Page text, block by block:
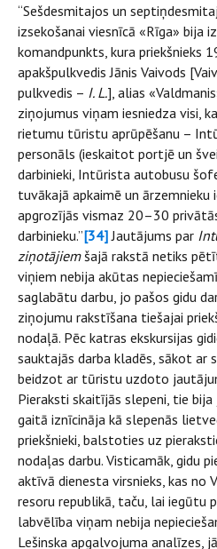
“Sešdesmitajos un
izsekošanai viesnīcā «Rīga» bija
komandpunkts, kura priekšnieks
apakšpulkvedis Jānis Vaivods
pulkvedis – I. L.], alias
ziņojumus viņam iesniedza visi,
rietumu tūristu aprūpēšanu –
personāls (ieskaitot portjē un
darbinieki, Intūrista autobusu
tuvākajā apkaimē un ārzemnieku
apgrozījās vismaz 20–30
darbinieku.”[34]Jautājums par
ziņotājiemšajā rakstā netiks
viņiem nebija akūtas
saglabātu darbu, jo pašos gidu
ziņojumu rakstīšana tiešajai
nodaļā. Pēc katras ekskursijas
sauktajās darba kladēs, sākot ar
beidzot ar tūristu uzdoto
Pieraksti skaitījās slepeni, tie
gaitā iznīcināja kā slepenās
priekšnieki, balstoties uz
nodaļas darbu. Visticamāk, gidu
aktīvā dienesta virsnieks, kas no
resoru republikā, taču, lai iegūtu
labvēlība viņam nebija
Lešinska apgalvojuma analīzes,